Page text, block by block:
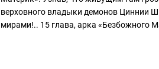
верховного владыки демонов Циннии
мирами!.. 15 глава, арка «Безбожного